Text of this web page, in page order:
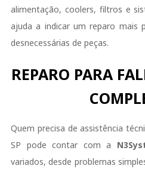
alimentação, coolers, filtros e
ajuda a indicar um reparo mais
desnecessárias de peças.
REPARO PARA
Quem precisa de assistência
SP pode contar com a
variados, desde problemas